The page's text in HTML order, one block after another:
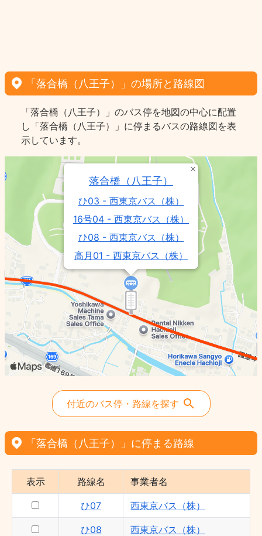
「落合橋（八王子）」の場所と路線図
「落合橋（八王子）」のバス停を地図の中心に配置
し「落合橋（八王子）」に停まるバスの路線図を表
示しています。
落合橋（八王子）
ひ03 - 西東京バス（株）
16号04 - 西東京バス（株）
ひ08 - 西東京バス（株）
高月01 - 西東京バス（株）
ひ01 - 西東京バス（株）
左03 - 西東京バス（株）
ひ07 - 西東京バス（株）
付近のバス停・路線を探す
「落合橋（八王子）」に停まる路線
表示 路線名 事業者名
ひ07 西東京バス（株）
ひ08 西東京バス（株）